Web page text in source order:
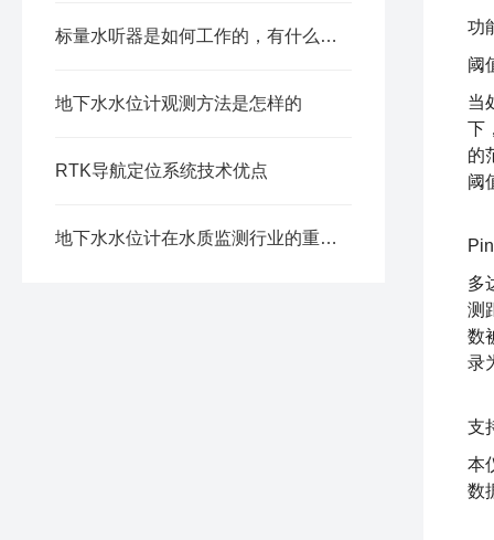
标量水听器是如何工作的，有什么特点呢
地下水水位计观测方法是怎样的
RTK导航定位系统技术优点
地下水水位计在水质监测行业的重要性
功
阈
当
下
的
阈
多
测
数
录
支
本
数